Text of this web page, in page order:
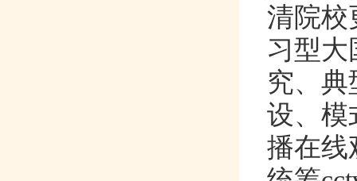
清院校
习型大
究
设
播在线